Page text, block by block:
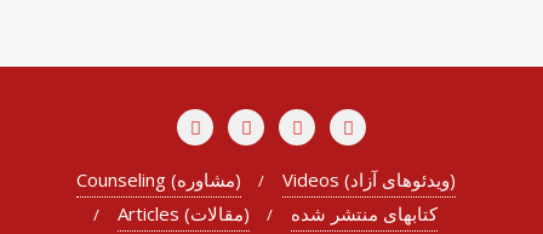
Counseling (مشاوره)
Videos (ویدئوهای آزاد)
Articles (مقالات)
کتابهای منتشر شده